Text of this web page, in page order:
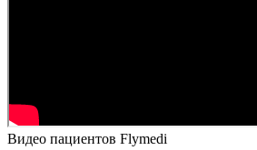
Видео пациентов Flymedi